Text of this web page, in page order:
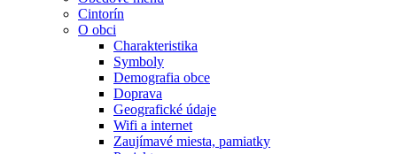
Cintorín
O obci
Charakteristika
Symboly
Demografia obce
Doprava
Geografické údaje
Wifi a internet
Zaujímavé miesta, pamiatky